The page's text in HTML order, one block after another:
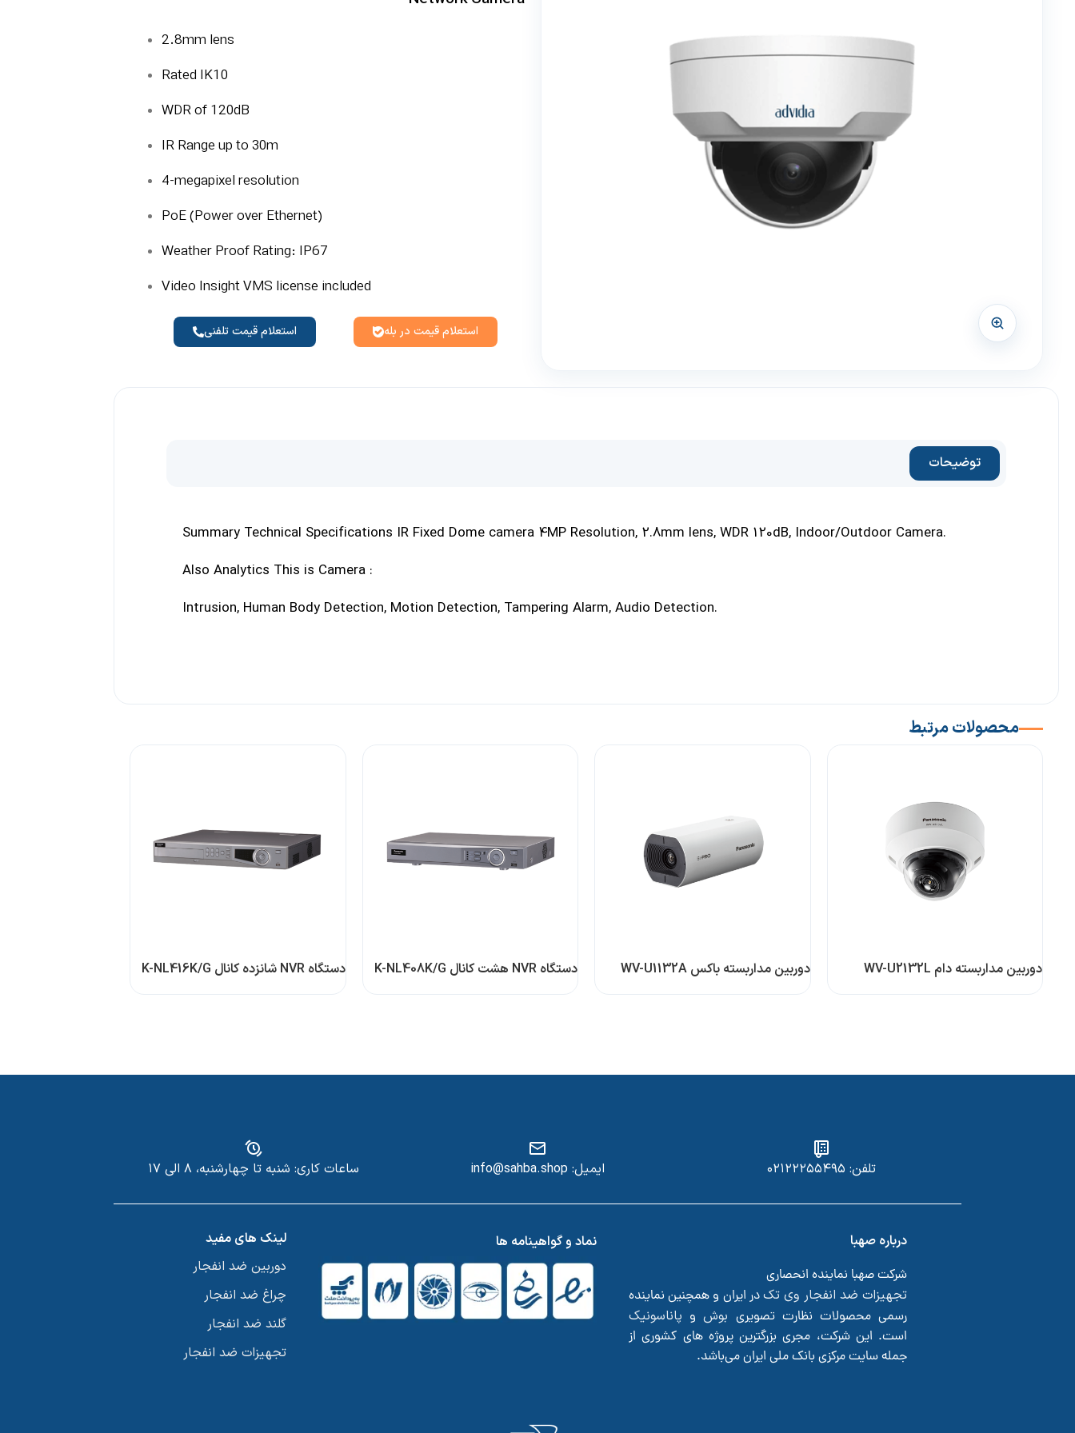
2.8mm lens
Rated IK10
WDR of 120dB
IR Range up to 30m
4-megapixel resolution
PoE (Power over Ethernet)
Weather Proof Rating: IP67
Video Insight VMS license included
استعلام قیمت در بله استعلام قیمت تلفنی
توضیحات
Summary Technical Specifications IR Fixed Dome camera 4MP Resolution, 2.8mm lens, WDR 120dB, Indoor/Outdoor Camera.
Also Analytics This is Camera :
Intrusion, Human Body Detection, Motion Detection, Tampering Alarm, Audio Detection.
محصولات مرتبط
دوربین مداربسته دام WV-U2132L دوربین مداربسته باکس WV-U1132A دستگاه NVR هشت کانال K-NL408K/G دستگاه NVR شانزده کانال K-NL416K/G
تلفن: ۰۲۱۲۲۲۵۵۴۹۵ ایمیل: info@sahba.shop ساعات کاری: شنبه تا چهارشنبه، ۸ الی ۱۷
درباره صهبا
شرکت صهبا نماینده انحصاری
تجهیزات ضد انفجار وی تکدر ایران و همچنین نماینده
رسمی محصولات نظارت تصویری بوشو پاناسونیک
است. این شرکت، مجری بزرگترین پروژه های کشوری از
جمله سایت مرکزی بانک ملی ایران می‌باشد.
نماد و گواهینامه ها
لینک های مفید
دوربین ضد انفجار
چراغ ضد انفجار
گلند ضد انفجار
تجهیزات ضد انفجار